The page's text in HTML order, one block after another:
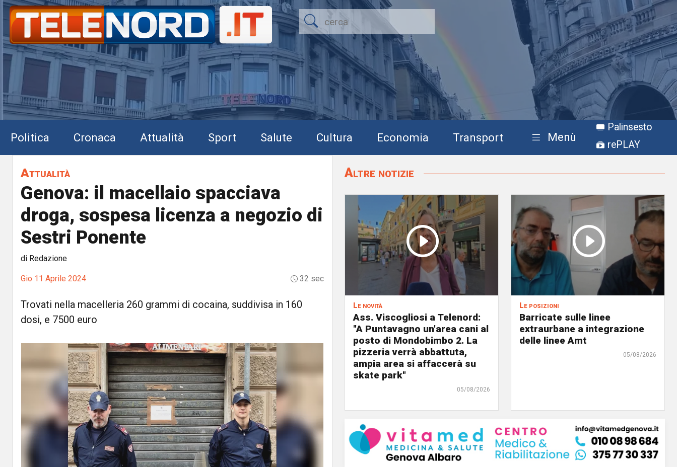
Politica Cronaca Attualità Sport Salute Cultura Economia Transport Menù
Palinsesto
rePLAY
Attualità
Genova: il macellaio spacciava
droga, sospesa licenza a negozio di
Sestri Ponente
di Redazione
Gio 11 Aprile 2024 32 sec
Trovati nella macelleria 260 grammi di cocaina, suddivisa in 160
dosi, e 7500 euro
Altre notizie
Le novità
Ass. Viscogliosi a Telenord:
"A Puntavagno un'area cani al
posto di Mondobimbo 2. La
pizzeria verrà abbattuta,
ampia area si affaccerà su
skate park"
05/08/2026
Le posizioni
Barricate sulle linee
extraurbane a integrazione
delle linee Amt
05/08/2026